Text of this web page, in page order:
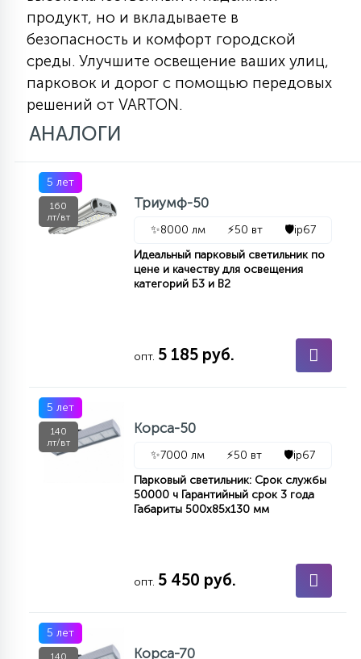
продукт, но и вкладываете в
безопасность и комфорт городской
среды. Улучшите освещение ваших улиц,
парковок и дорог с помощью передовых
решений от VARTON.
АНАЛОГИ
5 лет
160
лт/вт
Триумф-50
✨8000 лм ⚡50 вт 🛡️ip67
Идеальный парковый светильник по
цене и качеству для освещения
категорий Б3 и В2
опт. 5 185 руб.
5 лет
140
лт/вт
Корса-50
✨7000 лм ⚡50 вт 🛡️ip67
Парковый светильник: Срок службы
50000 ч Гарантийный срок 3 года
Габариты 500х85х130 мм
опт. 5 450 руб.
5 лет
140
Корса-70